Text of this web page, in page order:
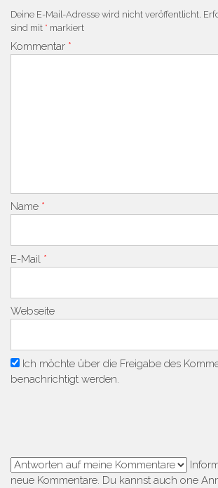
Deine E-Mail-Adresse wird nicht veröffentlicht.
sind mit * markiert
Kommentar *
Name *
E-Mail *
Webseite
Ich möchte über die Freigabe des
benachrichtigt werden.
neue Kommentare. Du kannst auch one